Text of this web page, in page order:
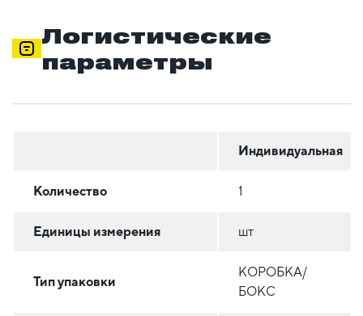
Логистические
параметры
Индивидуальная
Количество 1
Единицы измерения шт
Тип упаковки
КОРОБКА/
БОКС